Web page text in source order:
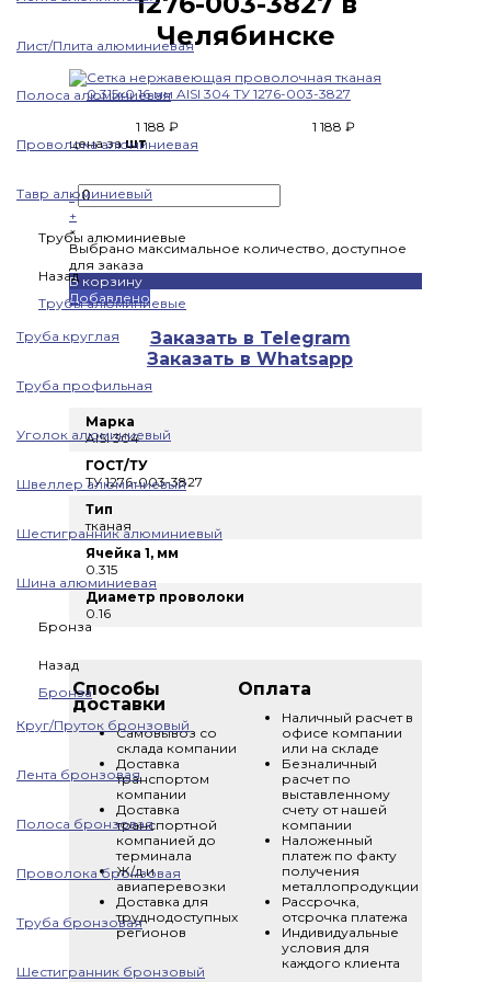
Лист/Плита алюминиевая
Полоса алюминиевая
Проволока алюминиевая
Тавр алюминиевый
Трубы алюминиевые
Назад
Трубы алюминиевые
Труба круглая
Труба профильная
Уголок алюминиевый
Швеллер алюминиевый
Шестигранник алюминиевый
Шина алюминиевая
Бронза
Назад
Бронза
Круг/Пруток бронзовый
Лента бронзовая
Полоса бронзовая
Проволока бронзовая
Труба бронзовая
Шестигранник бронзовый
Челябинске
1 188 ₽
1 188 ₽
цена зашт
-
+
×
Выбрано максимальное количество, доступное
для заказа
В корзину
Добавлено
Заказать в Telegram
Заказать в Whatsapp
Марка
AISI 304
ГОСТ/ТУ
ТУ 1276-003-3827
Тип
тканая
Ячейка 1, мм
0.315
Диаметр проволоки
0.16
Способы
доставки
Самовывоз со
склада компании
Доставка
транспортом
компании
Доставка
транспортной
компанией до
терминала
Ж/д и
авиаперевозки
Доставка для
труднодоступных
регионов
Оплата
Наличный расчет в
офисе компании
или на складе
Безналичный
расчет по
выставленному
счету от нашей
компании
Наложенный
платеж по факту
получения
металлопродукции
Рассрочка,
отсрочка платежа
Индивидуальные
условия для
каждого клиента